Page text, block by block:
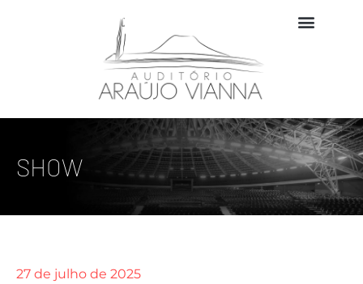
SHOW
27 de julho de 2025